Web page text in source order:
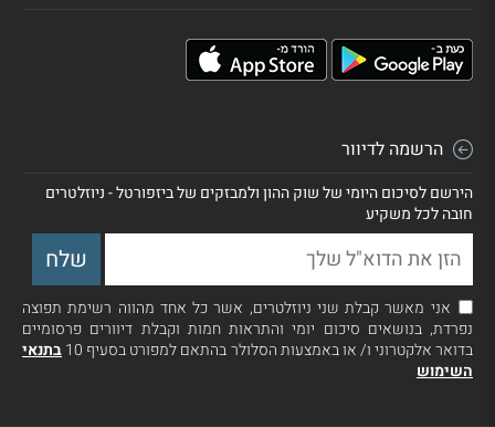
הרשמה לדיוור
הירשם לסיכום היומי של שוק ההון ולמבזקים של ביזפורטל - ניוזלטרים
חובה לכל משקיע
אני מאשר קבלת שני ניוזלטרים, אשר כל אחד מהווה רשימת תפוצה
נפרדת, בנושאים סיכום יומי והתראות חמות וקבלת דיוורים פרסומיים
בדואר אלקטרוני ו/ או באמצעות הסלולר בהתאם למפורט בסעיף 10
בתנאי
השימוש